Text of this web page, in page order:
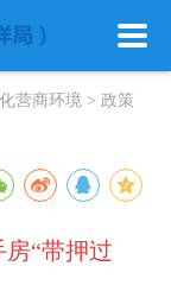
营商环境 > 政策
“带押过